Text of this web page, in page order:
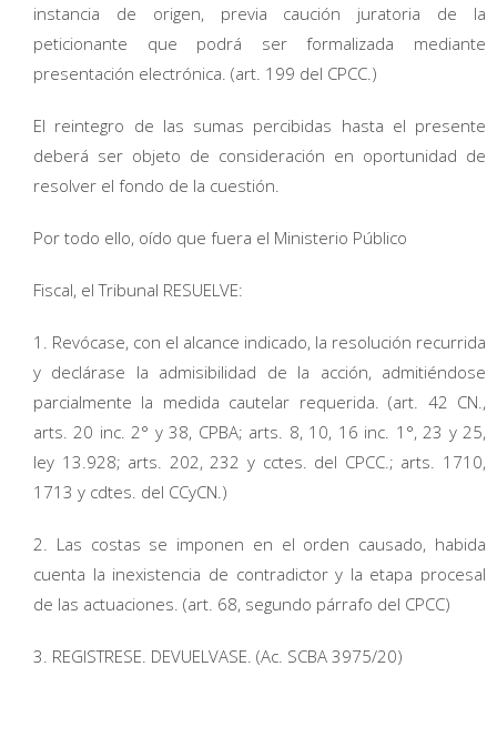
instancia de origen, previa caución juratoria de la
peticionante que podrá ser formalizada mediante
presentación electrónica. (art. 199 del CPCC.)
El reintegro de las sumas percibidas hasta el presente
deberá ser objeto de consideración en oportunidad de
resolver el fondo de la cuestión.
Por todo ello, oído que fuera el Ministerio Público
Fiscal, el Tribunal RESUELVE:
1. Revócase, con el alcance indicado, la resolución recurrida
y declárase la admisibilidad de la acción, admitiéndose
parcialmente la medida cautelar requerida. (art. 42 CN.,
arts. 20 inc. 2° y 38, CPBA; arts. 8, 10, 16 inc. 1°, 23 y 25,
ley 13.928; arts. 202, 232 y cctes. del CPCC.; arts. 1710,
1713 y cdtes. del CCyCN.)
2. Las costas se imponen en el orden causado, habida
cuenta la inexistencia de contradictor y la etapa procesal
de las actuaciones. (art. 68, segundo párrafo del CPCC)
3. REGISTRESE. DEVUELVASE. (Ac. SCBA 3975/20)